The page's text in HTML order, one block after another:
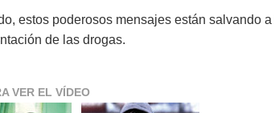
estos poderosos mensajes están salvando
de las drogas.
VER EL VÍDEO